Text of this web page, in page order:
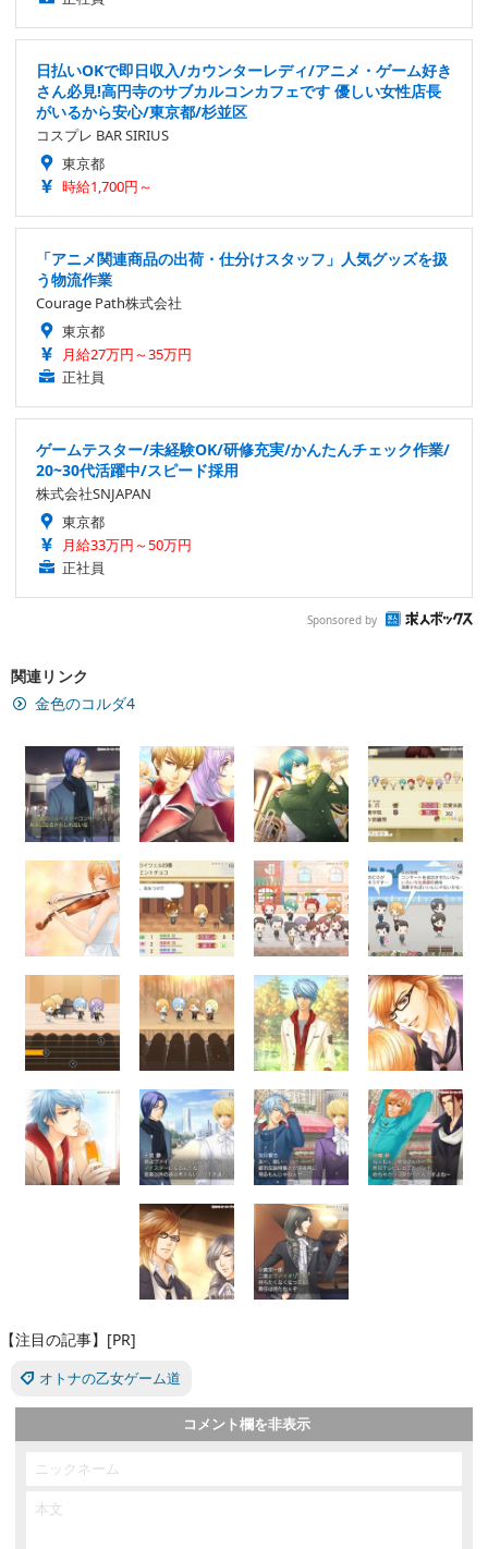
日払いOKで即日収入/カウンターレディ/アニメ・ゲーム好き
さん必見!高円寺のサブカルコンカフェです 優しい女性店長
がいるから安心/東京都/杉並区
コスプレ BAR SIRIUS
東京都
時給1,700円～
「アニメ関連商品の出荷・仕分けスタッフ」人気グッズを扱
う物流作業
Courage Path株式会社
東京都
月給27万円～35万円
正社員
ゲームテスター/未経験OK/研修充実/かんたんチェック作業/
20~30代活躍中/スピード採用
株式会社SNJAPAN
東京都
月給33万円～50万円
正社員
Sponsored by
関連リンク
金色のコルダ4
【注目の記事】[PR]
オトナの乙女ゲーム道
コメント欄を非表示